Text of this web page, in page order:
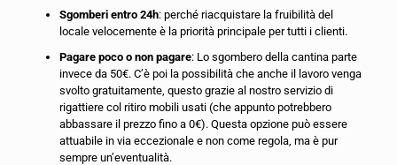
Sgomberi entro 24h: perché riacquistare la fruibilità del
locale velocemente è la priorità principale per tutti i clienti.
Pagare poco o non pagare: Lo sgombero della cantina parte
invece da 50€. C’è poi la possibilità che anche il lavoro venga
svolto gratuitamente, questo grazie al nostro servizio di
rigattiere col ritiro mobili usati (che appunto potrebbero
abbassare il prezzo fino a 0€). Questa opzione può essere
attuabile in via eccezionale e non come regola, ma è pur
sempre un’eventualità.